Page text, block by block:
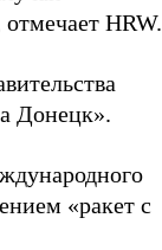
HRW.
Донецк».
«ракет с